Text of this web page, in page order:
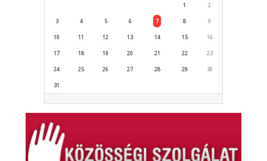
1 2
3 4 5 6 7 8 9
10 11 12 13 14 15 16
17 18 19 20 21 22 23
24 25 26 27 28 29 30
31